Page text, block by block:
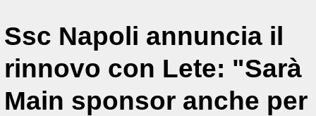
Ssc Napoli annuncia il
rinnovo con Lete: "Sarà
Main sponsor anche per